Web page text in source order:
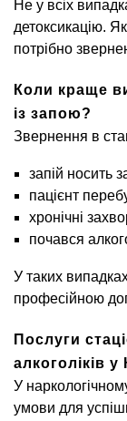
Не у всіх
детоксикацію.
потрібно
Коли краще
із запою?
Звернення в
запій носить
пацієнт
хронічні
почався
У таких
професійною
Послуги
алкоголіків у
У
умови для